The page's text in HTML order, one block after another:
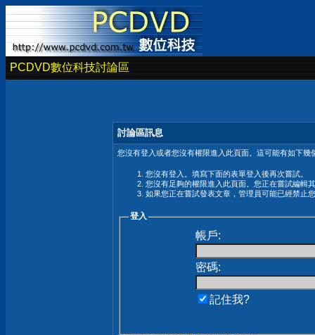
PCDVD數位科技討論區
討論區訊息
您沒有登入或者您沒有權限進入此頁面。這可能有如下幾
您沒有登入。填寫下面的表單登入後再次嘗試。
您沒有足夠的權限進入此頁面。您正在嘗試編輯
如果您正在嘗試發表文章，管理員可能已經禁止
登入
帳戶:
密碼:
記住我?